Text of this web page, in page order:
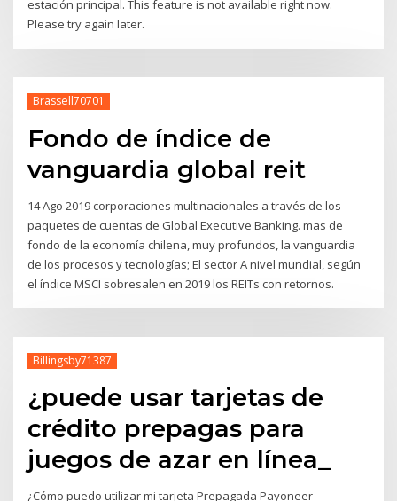
estación principal. This feature is not available right now.
Please try again later.
Brassell70701
Fondo de índice de
vanguardia global reit
14 Ago 2019 corporaciones multinacionales a través de los
paquetes de cuentas de Global Executive Banking. mas de
fondo de la economía chilena, muy profundos, la vanguardia
de los procesos y tecnologías; El sector A nivel mundial, según
el índice MSCI sobresalen en 2019 los REITs con retornos.
Billingsby71387
¿puede usar tarjetas de
crédito prepagas para
juegos de azar en línea_
¿Cómo puedo utilizar mi tarjeta Prepagada Payoneer